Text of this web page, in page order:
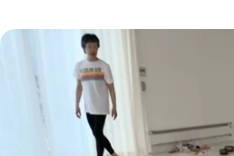
この記事をシェアする
Facebook
Pinterest